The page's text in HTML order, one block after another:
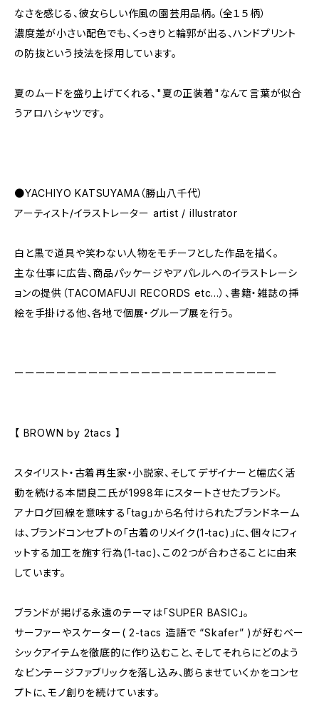
なさを感じる、彼女らしい作風の園芸用品柄。（全１５柄）
濃度差が小さい配色でも、くっきりと輪郭が出る、ハンドプリント
の防抜という技法を採用しています。
夏のムードを盛り上げてくれる、"夏の正装着"なんて言葉が似合
うアロハシャツです。
●YACHIYO KATSUYAMA（勝山八千代）
アーティスト/イラストレーター artist / illustrator
白と黒で道具や笑わない人物をモチーフとした作品を描く。
主な仕事に広告、商品パッケージやアパレルへのイラストレーシ
ョンの提供（TACOMAFUJI RECORDS etc…）、書籍・雑誌の挿
絵を手掛ける他、各地で個展・グループ展を行う。
ーーーーーーーーーーーーーーーーーーーーーーーーー
【 BROWN by 2tacs 】
スタイリスト・古着再生家・小説家、そしてデザイナーと幅広く活
動を続ける本間良二氏が1998年にスタートさせたブランド。
アナログ回線を意味する「tag」から名付けられたブランドネーム
は、ブランドコンセプトの「古着のリメイク(1-tac)」に、個々にフィ
ットする加工を施す行為(1-tac)、この2つが合わさることに由来
しています。
ブランドが掲げる永遠のテーマは「SUPER BASIC」。
サーファーやスケーター( 2-tacs 造語で “Skafer” )が好むベー
シックアイテムを徹底的に作り込むこと、そしてそれらにどのよう
なビンテージファブリックを落し込み、膨らませていくかをコンセ
プトに、モノ創りを続けています。